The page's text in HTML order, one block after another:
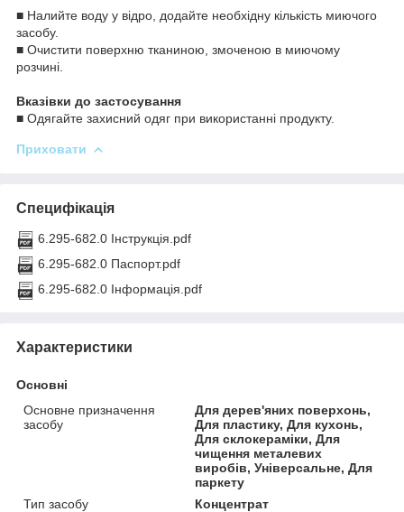
■ Налийте воду у відро, додайте необхідну кількість миючого
засобу.
■ Очистити поверхню тканиною, змоченою в миючому
розчині.
Вказівки до застосування
■ Одягайте захисний одяг при використанні продукту.
Приховати
Специфікація
6.295-682.0 Інструкція.pdf
6.295-682.0 Паспорт.pdf
6.295-682.0 Інформація.pdf
Характеристики
Основні
Основне призначення
засобу
Для дерев'яних поверхонь,
Для пластику, Для кухонь,
Для склокераміки, Для
чищення металевих
виробів, Універсальне, Для
паркету
Тип засобу
Концентрат